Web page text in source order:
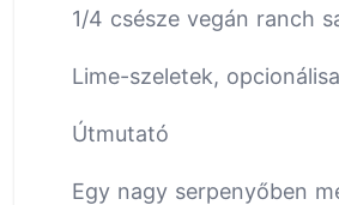
1/4 csésze vegán ranch
Lime-szeletek,
Útmutató
Egy nagy serpenyőben